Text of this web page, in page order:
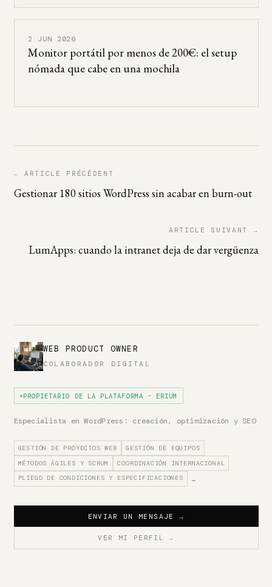
2 JUN 2026
Monitor portátil por menos de 200€: el setup
nómada que cabe en una mochila
← ARTICLE PRÉCÉDENT
Gestionar 180 sitios WordPress sin acabar en burn-out
ARTICLE SUIVANT →
LumApps: cuando la intranet deja de dar vergüenza
WEB PRODUCT OWNER
COLABORADOR DIGITAL
PROPIETARIO DE LA PLATAFORMA - ERIUM
Especialista en WordPress: creación, optimización y SEO
GESTIÓN DE PROYECTOS WEB
GESTIÓN DE EQUIPOS
MÉTODOS ÁGILES Y SCRUM
COORDINACIÓN INTERNACIONAL
PLIEGO DE CONDICIONES Y ESPECIFICACIONES
…
ENVIAR UN MENSAJE →
VER MI PERFIL→